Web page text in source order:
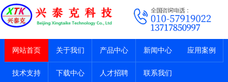
网站首页 关于我们 产品中心 新闻中心 应用案例
技术支持 下载中心 人才招聘 联系我们